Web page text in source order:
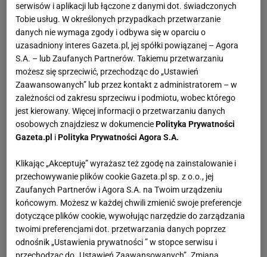
serwisów i aplikacji lub łączone z danymi dot. świadczonych
Tobie usług. W określonych przypadkach przetwarzanie
danych nie wymaga zgody i odbywa się w oparciu o
uzasadniony interes Gazeta.pl, jej spółki powiązanej – Agora
S.A. – lub Zaufanych Partnerów. Takiemu przetwarzaniu
możesz się sprzeciwić, przechodząc do „Ustawień
Zaawansowanych” lub przez kontakt z administratorem – w
zależności od zakresu sprzeciwu i podmiotu, wobec którego
jest kierowany. Więcej informacji o przetwarzaniu danych
osobowych znajdziesz w dokumenciePolityka Prywatności
Gazeta.pl iPolityka Prywatności Agora S.A.
Klikając „Akceptuję” wyrażasz też zgodę na zainstalowanie i
przechowywanie plików cookie Gazeta.pl sp. z o.o., jej
Zaufanych Partnerów i Agora S.A. na Twoim urządzeniu
końcowym. Możesz w każdej chwili zmienić swoje preferencje
dotyczące plików cookie, wywołując narzędzie do zarządzania
twoimi preferencjami dot. przetwarzania danych poprzez
odnośnik „Ustawienia prywatności ” w stopce serwisu i